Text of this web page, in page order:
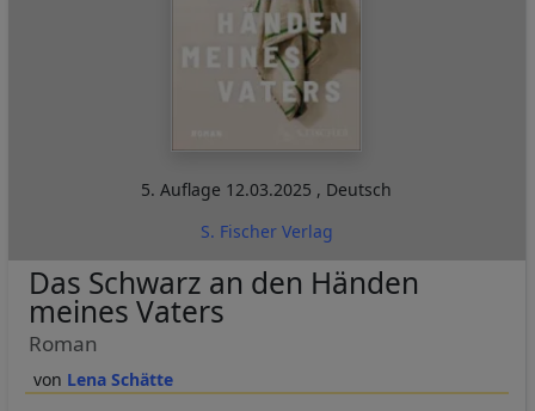
5. Auflage 12.03.2025 , Deutsch
S. Fischer Verlag
Lena Schätte
Das Schwarz an den Händen
meines Vaters
Roman